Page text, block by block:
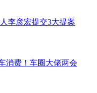
李彦宏提交3大提案
消费！车圈大佬两会